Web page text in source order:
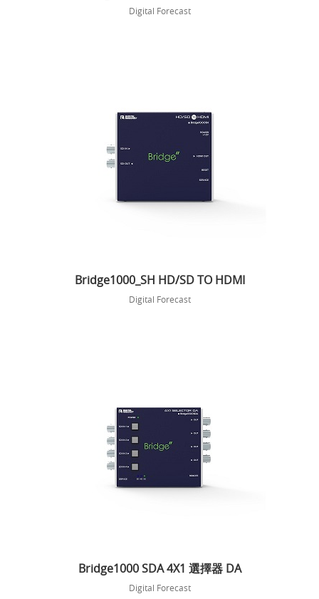
Digital Forecast
Bridge1000_SH HD/SD TO HDMI
Digital Forecast
Bridge1000 SDA 4X1 選擇器 DA
Digital Forecast